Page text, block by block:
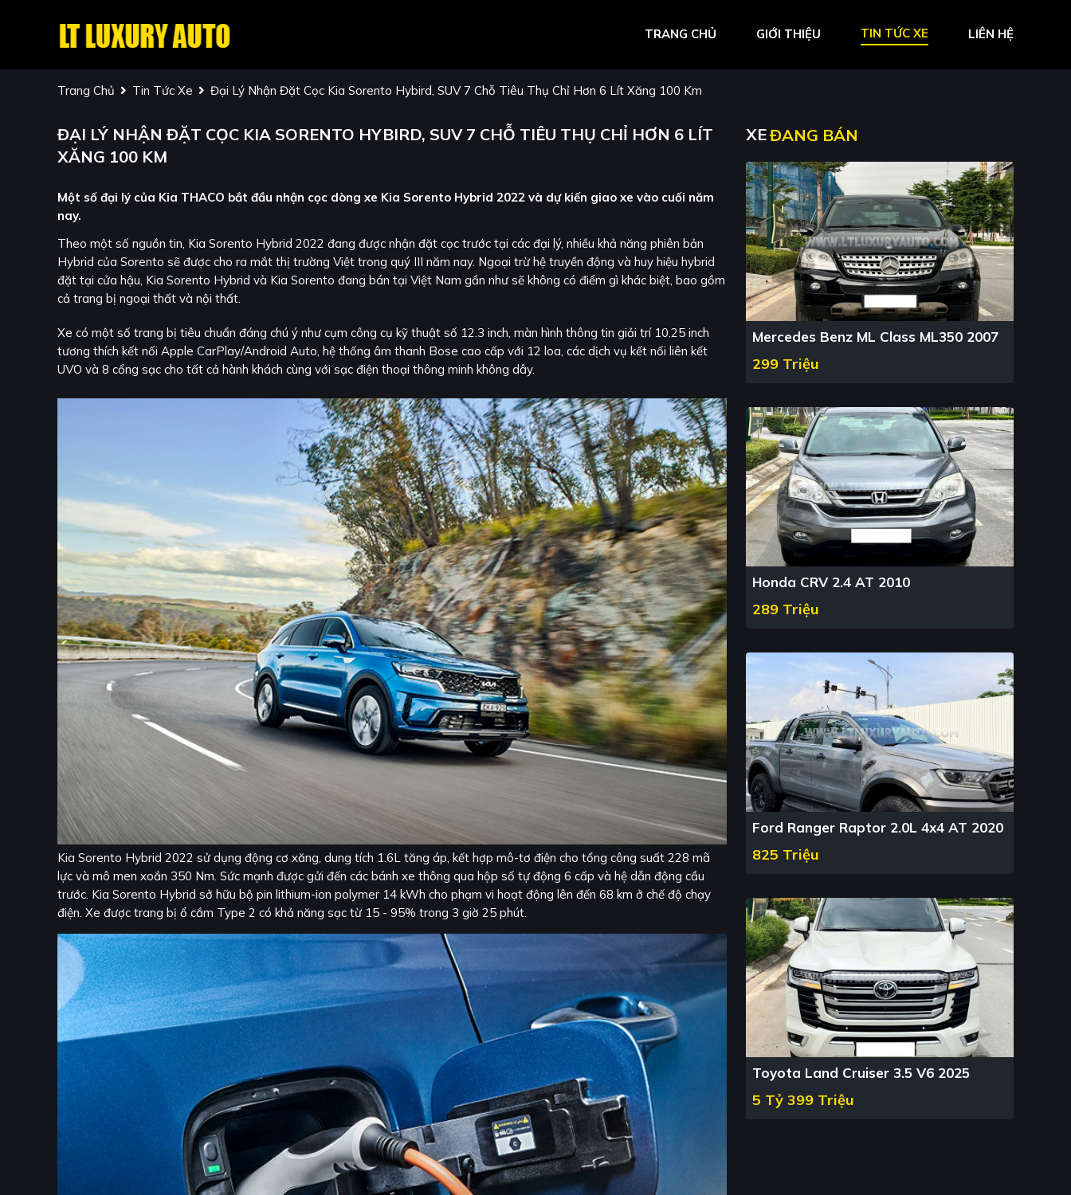
TRANG CHỦ GIỚI THIỆU TIN TỨC XE LIÊN HỆ
Trang Chủ Tin Tức Xe Đại Lý Nhận Đặt Cọc Kia Sorento Hybird, SUV 7 Chỗ Tiêu Thụ Chỉ Hơn 6 Lít Xăng 100 Km
ĐẠI LÝ NHẬN ĐẶT CỌC KIA SORENTO HYBIRD, SUV 7 CHỖ TIÊU THỤ CHỈ HƠN 6 LÍT
XĂNG 100 KM
Một số đại lý của Kia THACO bắt đầu nhận cọc dòng xe Kia Sorento Hybrid 2022 và dự kiến giao xe vào cuối năm
nay.
Theo một số nguồn tin, Kia Sorento Hybrid 2022 đang được nhận đặt cọc trước tại các đại lý, nhiều khả năng phiên bản
Hybrid của Sorento sẽ được cho ra mắt thị trường Việt trong quý III năm nay. Ngoại trừ hệ truyền động và huy hiệu hybrid
đặt tại cửa hậu, Kia Sorento Hybrid và Kia Sorento đang bán tại Việt Nam gần như sẽ không có điểm gì khác biệt, bao gồm
cả trang bị ngoại thất và nội thất.
Xe có một số trang bị tiêu chuẩn đáng chú ý như cụm công cụ kỹ thuật số 12.3 inch, màn hình thông tin giải trí 10.25 inch
tương thích kết nối Apple CarPlay/Android Auto, hệ thống âm thanh Bose cao cấp với 12 loa, các dịch vụ kết nối liên kết
UVO và 8 cổng sạc cho tất cả hành khách cùng với sạc điện thoại thông minh không dây.
Kia Sorento Hybrid 2022 sử dụng động cơ xăng, dung tích 1.6L tăng áp, kết hợp mô-tơ điện cho tổng công suất 228 mã
lực và mô men xoắn 350 Nm. Sức mạnh được gửi đến các bánh xe thông qua hộp số tự động 6 cấp và hệ dẫn động cầu
trước. Kia Sorento Hybrid sở hữu bộ pin lithium-ion polymer 14 kWh cho phạm vi hoạt động lên đến 68 km ở chế độ chạy
điện. Xe được trang bị ổ cắm Type 2 có khả năng sạc từ 15 - 95% trong 3 giờ 25 phút.
XEĐANG BÁN
Mercedes Benz ML Class ML350 2007
299 Triệu
Honda CRV 2.4 AT 2010
289 Triệu
Ford Ranger Raptor 2.0L 4x4 AT 2020
825 Triệu
Toyota Land Cruiser 3.5 V6 2025
5 Tỷ 399 Triệu